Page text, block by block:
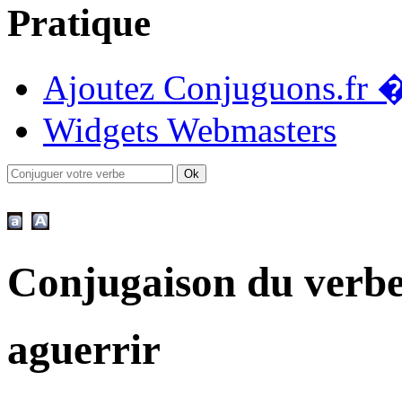
Pratique
Ajoutez Conjuguons.fr
Widgets Webmasters
Conjugaison du
aguerrir